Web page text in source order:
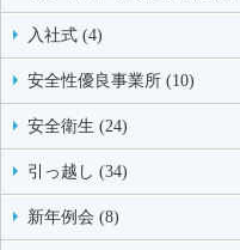
入社式 (4)
安全性優良事業所 (10)
安全衛生 (24)
引っ越し (34)
新年例会 (8)